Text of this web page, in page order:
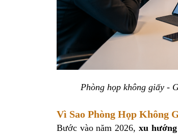
Phòng họp không giấy -
Vì Sao Phòng Họp Không
Bước vào năm 2026,xu